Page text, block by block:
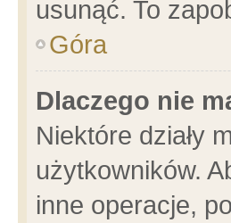
usunąć. To
Góra
Dlaczego nie
Niektóre działy
użytkowników.
inne operacje,